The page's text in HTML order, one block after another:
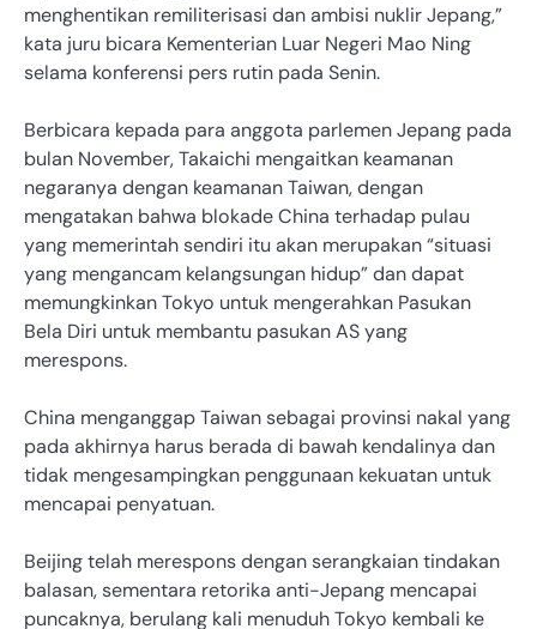
menghentikan remiliterisasi dan ambisi nuklir Jepang,”
kata juru bicara Kementerian Luar Negeri Mao Ning
selama konferensi pers rutin pada Senin.
Berbicara kepada para anggota parlemen Jepang pada
bulan November, Takaichi mengaitkan keamanan
negaranya dengan keamanan Taiwan, dengan
mengatakan bahwa blokade China terhadap pulau
yang memerintah sendiri itu akan merupakan “situasi
yang mengancam kelangsungan hidup” dan dapat
memungkinkan Tokyo untuk mengerahkan Pasukan
Bela Diri untuk membantu pasukan AS yang
merespons.
China menganggap Taiwan sebagai provinsi nakal yang
pada akhirnya harus berada di bawah kendalinya dan
tidak mengesampingkan penggunaan kekuatan untuk
mencapai penyatuan.
Beijing telah merespons dengan serangkaian tindakan
balasan, sementara retorika anti-Jepang mencapai
puncaknya, berulang kali menuduh Tokyo kembali ke